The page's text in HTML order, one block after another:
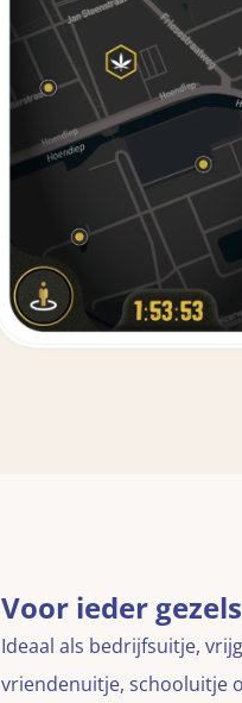
Voor ieder
Ideaal als bedrijfsuitje,
vriendenuitje, schooluitje